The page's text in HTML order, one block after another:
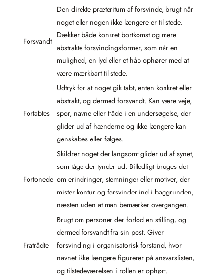
Forsvandt
Den direkte præteritum af forsvinde, brugt når
noget eller nogen ikke længere er til stede.
Dækker både konkret bortkomst og mere
abstrakte forsvindingsformer, som når en
mulighed, en lyd eller et håb ophører med at
være mærkbart til stede.
Fortabtes
Udtryk for at noget gik tabt, enten konkret eller
abstrakt, og dermed forsvandt. Kan være veje,
spor, navne eller tråde i en undersøgelse, der
glider ud af hænderne og ikke længere kan
genskabes eller følges.
Fortonede
Skildrer noget der langsomt glider ud af synet,
som tåge der tynder ud. Billedligt bruges det
om erindringer, stemninger eller motiver, der
mister kontur og forsvinder ind i baggrunden,
næsten uden at man bemærker overgangen.
Fratrådte
Brugt om personer der forlod en stilling, og
dermed forsvandt fra sin post. Giver
forsvinding i organisatorisk forstand, hvor
navnet ikke længere figurerer på ansvarslisten,
og tilstedeværelsen i rollen er ophørt.